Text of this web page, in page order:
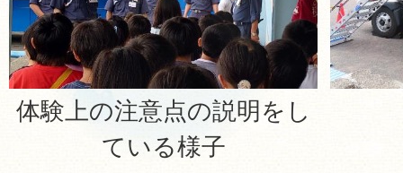
体験上の注意点の説明をし
ている様子